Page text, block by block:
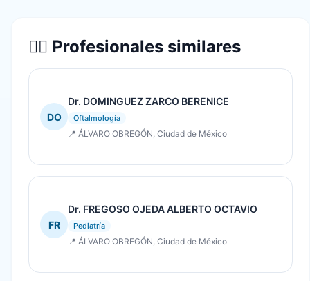
👨‍⚕️ Profesionales similares
DO
Dr. DOMINGUEZ ZARCO BERENICE
Oftalmología
📍 ÁLVARO OBREGÓN, Ciudad de México
FR
Dr. FREGOSO OJEDA ALBERTO OCTAVIO
Pediatría
📍 ÁLVARO OBREGÓN, Ciudad de México